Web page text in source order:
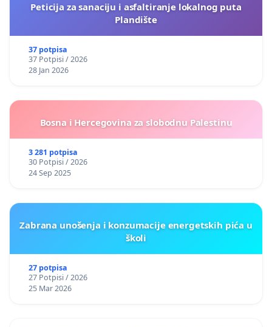
Peticija za sanaciju i asfaltiranje lokalnog puta
Plandište
37 potpisa
37 Potpisi / 2026
28 Jan 2026
Bosna i Hercegovina za slobodnu Palestinu
3 281 potpisa
30 Potpisi / 2026
24 Sep 2025
Zabrana unošenja i konzumacije energetskih pića u
školi
27 potpisa
27 Potpisi / 2026
25 Mar 2026